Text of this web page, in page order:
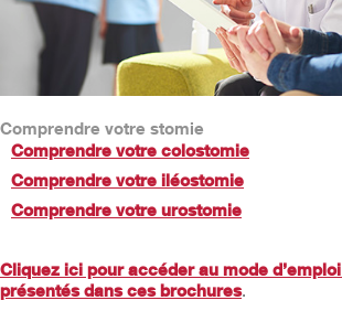
Comprendre votre stomie
Comprendre votre colostomie
Comprendre votre iléostomie
Comprendre votre urostomie
Cliquez ici pour accéder au mode
présentés dans ces brochures.